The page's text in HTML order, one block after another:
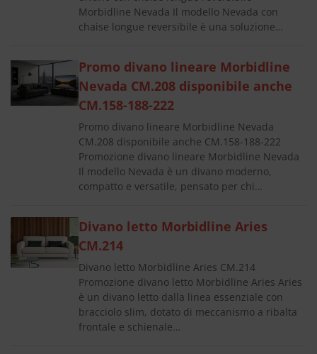
Morbidline Nevada Il modello Nevada con
chaise longue reversibile è una soluzione…
Promo divano lineare Morbidline
Nevada CM.208 disponibile anche
CM.158-188-222
Promo divano lineare Morbidline Nevada
CM.208 disponibile anche CM.158-188-222
Promozione divano lineare Morbidline Nevada
Il modello Nevada è un divano moderno,
compatto e versatile, pensato per chi…
Divano letto Morbidline Aries
CM.214
Divano letto Morbidline Aries CM.214
Promozione divano letto Morbidline Aries Aries
è un divano letto dalla linea essenziale con
bracciolo slim, dotato di meccanismo a ribalta
frontale e schienale…